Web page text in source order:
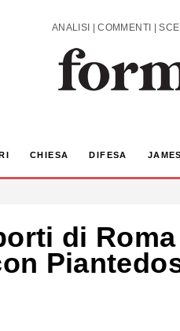
CHIESA DIFESA
di Roma